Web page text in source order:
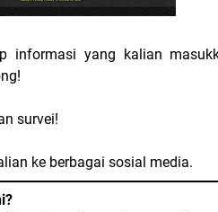
informasi yang kalian
survei!
ke berbagai sosial media.